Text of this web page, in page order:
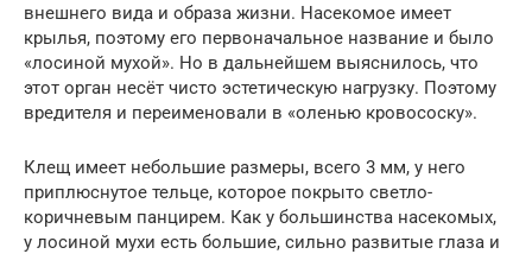
внешнего вида и образа жизни. Насекомое имеет
крылья, поэтому его первоначальное название и было
«лосиной мухой». Но в дальнейшем выяснилось, что
этот орган несёт чисто эстетическую нагрузку. Поэтому
вредителя и переименовали в «оленью кровососку».
Клещ имеет небольшие размеры, всего 3 мм, у него
приплюснутое тельце, которое покрыто светло-
коричневым панцирем. Как у большинства насекомых,
у лосиной мухи есть большие, сильно развитые глаза и